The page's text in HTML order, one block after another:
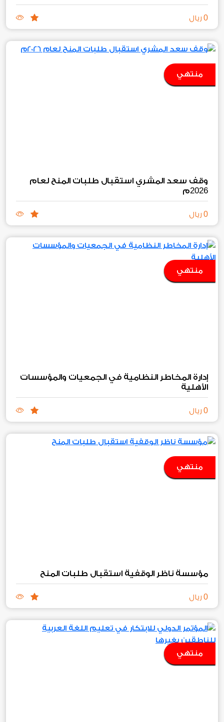
0 ريال
منتهي
وقف سعد المشري استقبال طلبات المنح لعام
2026م
0 ريال
منتهي
إدارة المخاطر النظامية في الجمعيات والمؤسسات
الأهلية
0 ريال
منتهي
مؤسسة ناظر الوقفية استقبال طلبات المنح
0 ريال
منتهي